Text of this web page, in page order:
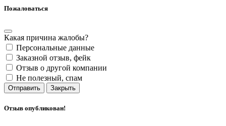
Пожаловаться
Какая причина жалобы?
Персональные данные
Заказной отзыв, фейк
Отзыв о другой компании
Не полезный, спам
Отправить Закрыть
Отзыв опубликован!